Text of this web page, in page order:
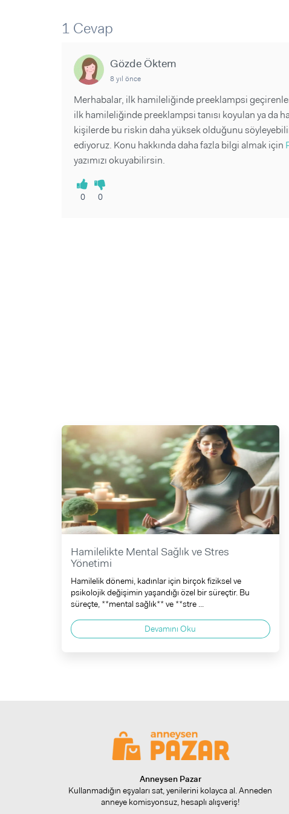
Videolar
1 Cevap
Gözde Öktem
8 yıl önce
Merhabalar, ilk hamileliğinde preeklampsi
ilk hamileliğinde preeklampsi tanısı koyulan ya
kişilerde bu riskin daha yüksek olduğunu
ediyoruz. Konu hakkında daha fazla bilgi almak için
yazımızı okuyabilirsin.
0 0
Hamilelikte Mental Sağlık ve Stres
Yönetimi
Hamilelik dönemi, kadınlar için birçok fiziksel ve
psikolojik değişimin yaşandığı özel bir süreçtir. Bu
süreçte, **mental sağlık** ve **stre ...
Devamını Oku
Anneysen Pazar
Kullanmadığın eşyaları sat, yenilerini kolayca al. Anneden
anneye komisyonsuz, hesaplı alışveriş!